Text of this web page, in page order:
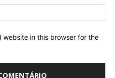
website in this browser for the